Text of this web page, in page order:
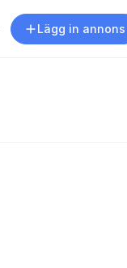
Lägg in annons